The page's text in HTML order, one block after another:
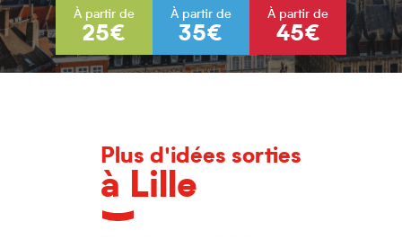
À partir de
25€
À partir de
35€
À partir de
45€
Plus d'idées sorties
à Lille